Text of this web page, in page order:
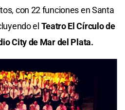
con 22 funciones en Santa
el Teatro El Círculo de
City de Mar del Plata.